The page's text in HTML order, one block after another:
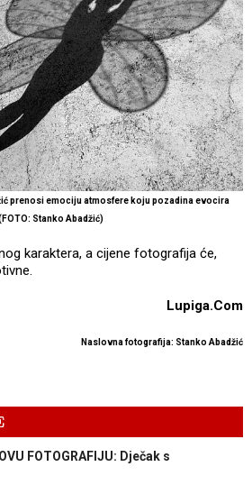
prenosi emociju atmosfere koju pozadina evocira
Stanko Abadžić)
karaktera, a cijene fotografija će,
Lupiga.Com
Naslovna fotografija: Stanko Abadžić
FOTOGRAFIJU: Dječak s